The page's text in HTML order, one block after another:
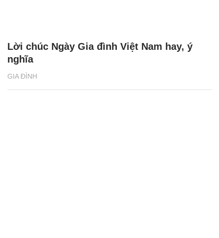
GIA ĐÌNH
Lời chúc Ngày Gia đình Việt Nam hay, ý
nghĩa